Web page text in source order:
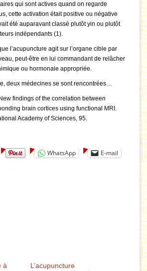
qui sont actives quand on regarde
cette activation était positive ou négative
été auparavant classé plutôt yin ou plutôt
indépendants (1).
l’acupuncture agit sur l’organe cible par
peut-être en lui commandant de relâcher
ou hormonale appropriée.
deux médecines se sont rencontrées…
findings of the correlation between
brain cortices using functional MRI.
Academy of Sciences, 95.
WhatsApp E-mail
à
L’acupuncture